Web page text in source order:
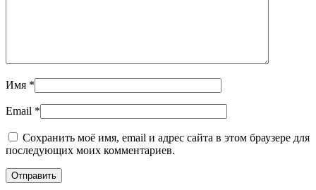
Имя *
Email *
Сохранить моё имя, email и адрес сайта в этом браузере для
последующих моих комментариев.